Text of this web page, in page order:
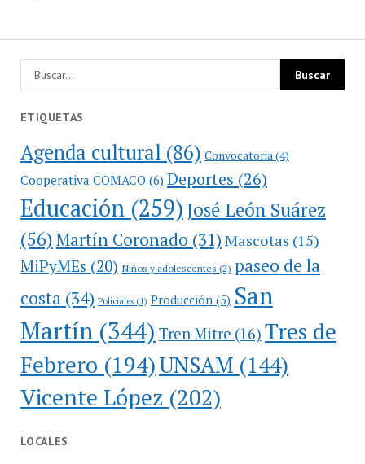
ETIQUETAS
Agenda cultural (86) Convocatoria (4)
Cooperativa COMACO(6) Deportes (26)
Educación(259)José León Suárez
(56)Martín Coronado (31) Mascotas (15)
MiPyMEs (20) Niños y adolescentes (2) paseo de la
costa(34) Policiales(1) Producción(5) San
Martín(344) Tren Mitre (16) Tres de
Febrero (194)UNSAM (144)
Vicente López (202)
LOCALES